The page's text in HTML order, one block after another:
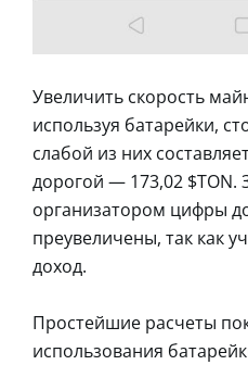
Увеличить скорость
используя батарейки,
слабой из них
дорогой — 173,02 $TON.
организатором цифры
преувеличены, так как
доход.
Простейшие расчеты
использования